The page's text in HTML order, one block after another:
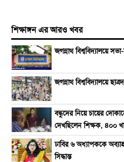
শিক্ষাঙ্গন এর আরও খবর
জগন্নাথ বিশ্ববিদ্যালয়ে
জগন্নাথ বিশ্ববিদ্যালয়ে
বন্ধুদের নিয়ে চায়ের
দেখছিলেন শিক্ষক, ৪০০
ঢাবির ৬ অধ্যাপককে
সিদ্ধান্ত